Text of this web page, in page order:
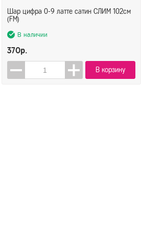
Шар цифра 0-9 латте сатин СЛИМ 102см
(FM)
В наличии
370р.
В корзину